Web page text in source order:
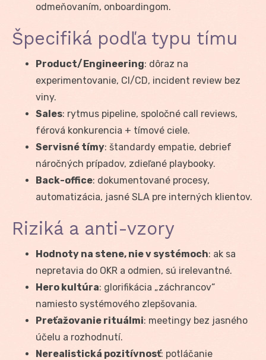
odmeňovaním, onboardingom.
Špecifiká podľa typu tímu
Product/Engineering: dôraz na
experimentovanie, CI/CD, incident review bez
viny.
Sales: rytmus pipeline, spoločné call reviews,
férová konkurencia + tímové ciele.
Servisné tímy: štandardy empatie, debrief
náročných prípadov, zdieľané playbooky.
Back-office: dokumentované procesy,
automatizácia, jasné SLA pre interných klientov.
Riziká a anti-vzory
Hodnoty na stene, nie v systémoch: ak sa
nepretavia do OKR a odmien, sú irelevantné.
Hero kultúra: glorifikácia „záchrancov“
namiesto systémového zlepšovania.
Preťažovanie rituálmi: meetingy bez jasného
účelu a rozhodnutí.
Nerealistická pozitívnosť: potláčanie